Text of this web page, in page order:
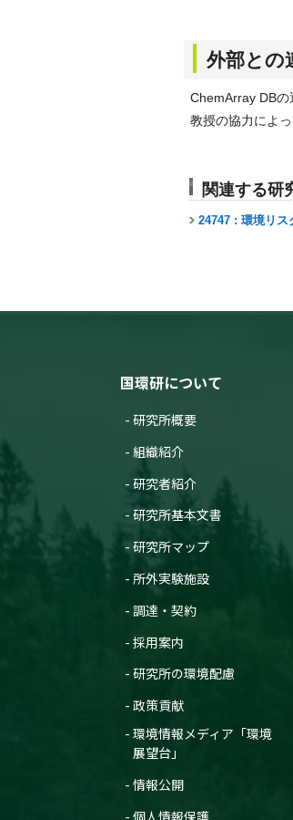
外部との
ChemArray DBの
教授の協力によっ
関連する研
24747 : 環境リス
国環研について
研究所概要
組織紹介
研究者紹介
研究所基本文書
研究所マップ
所外実験施設
調達・契約
採用案内
研究所の環境配慮
政策貢献
環境情報メディア「環境
展望台」
情報公開
個人情報保護